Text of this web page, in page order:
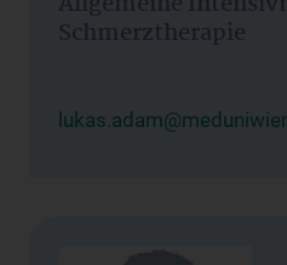
Schmerztherapie